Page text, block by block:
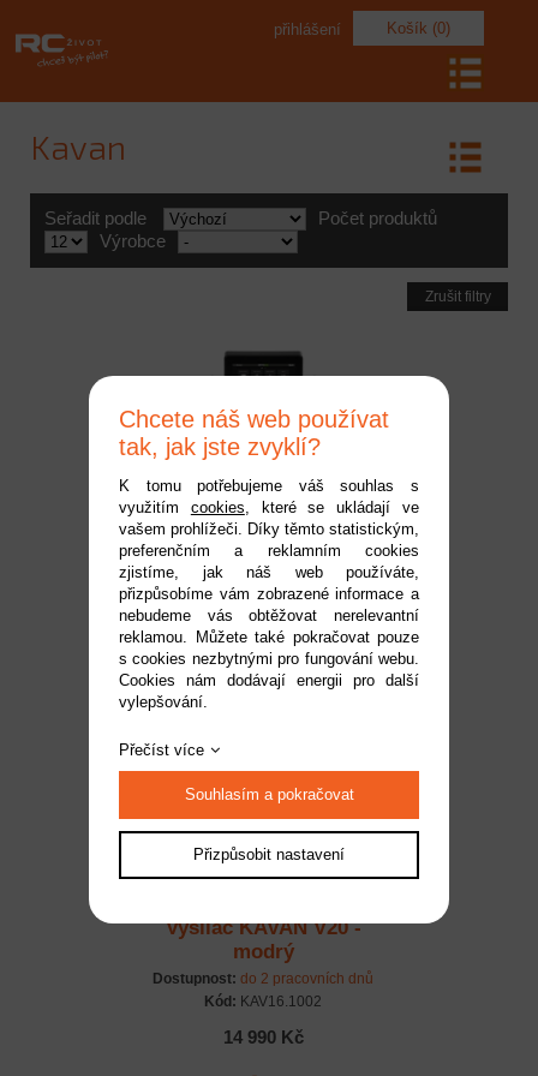
Košík (0)
přihlášení
Kavan
Seřadit podle
Počet produktů
Výrobce
Zrušit filtry
Vysílač KAVAN V20 -
šedý
Dostupnost:
do 2 pracovních dnů
Kód:KAV16.1001
14 990 Kč
Vysílač KAVAN V20 -
modrý
Dostupnost: do 2 pracovních dnů
Kód: KAV16.1002
14 990 Kč
Chcete náš web používat
tak, jak jste zvyklí?
K tomu potřebujeme váš souhlas s
využitím cookies, které se ukládají ve
vašem prohlížeči. Díky těmto statistickým,
preferenčním a reklamním cookies
zjistíme, jak náš web používáte,
přizpůsobíme vám zobrazené informace a
nebudeme vás obtěžovat nerelevantní
reklamou. Můžete také pokračovat pouze
s cookies nezbytnými pro fungování webu.
Cookies nám dodávají energii pro další
vylepšování.
Přečíst více
Souhlasím a pokračovat
Přizpůsobit nastavení